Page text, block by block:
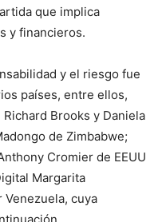
que implica
y financieros.
y el riesgo fue
países, entre ellos,
Brooks y Daniela
de Zimbabwe;
Cromier de EEUU
Margarita
Venezuela, cuya